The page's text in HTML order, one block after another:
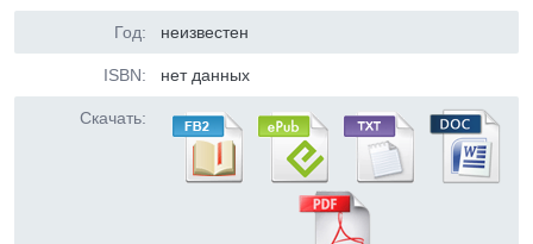
Год: неизвестен
ISBN: нет данных
Скачать: